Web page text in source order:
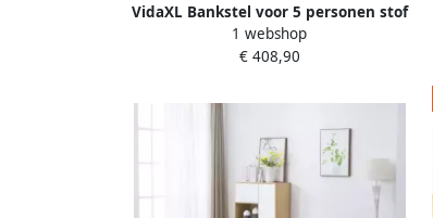
VidaXL Bankstel voor 5 personen stof
donkergrijs 2-delig
1 webshop
€ 408,90